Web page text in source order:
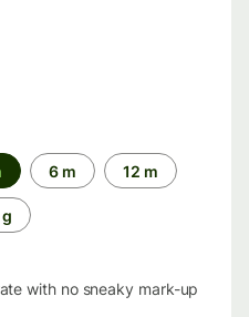
6 m 12 m
g
with no sneaky mark-up